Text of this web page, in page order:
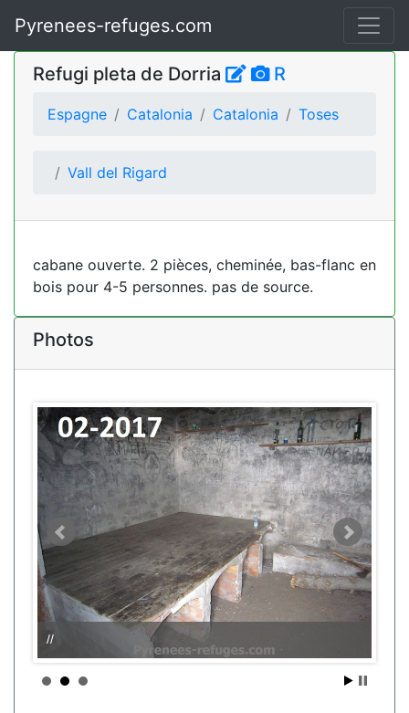
Pyrenees-refuges.com
Refugi pleta de Dorria R
Espagne Catalonia Catalonia Toses
Vall del Rigard
cabane ouverte. 2 pièces, cheminée, bas-flanc en
bois pour 4-5 personnes. pas de source.
Photos
//